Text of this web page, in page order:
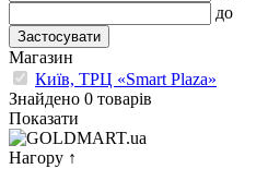
до
Застосувати
Магазин
Київ, ТРЦ «Smart Plaza»
Знайдено 0 товарів
Показати
Нагору ↑